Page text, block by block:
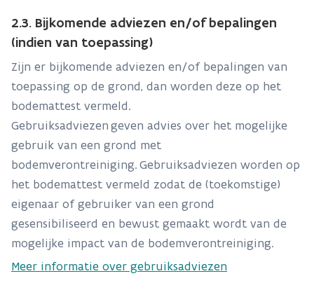
2.3. Bijkomende adviezen en/of bepalingen
(indien van toepassing)
Zijn er bijkomende adviezen en/of bepalingen van
toepassing op de grond, dan worden deze op het
bodemattest vermeld.
Gebruiksadviezengeven advies over het mogelijke
gebruik van een grond met
bodemverontreiniging.Gebruiksadviezen worden op
het bodemattest vermeld zodat de (toekomstige)
eigenaar of gebruiker van een grond
gesensibiliseerd en bewust gemaakt wordt van de
mogelijke impact van de bodemverontreiniging.
Meer informatie over gebruiksadviezen